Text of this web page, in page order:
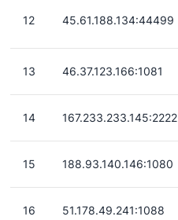
12 45.61.188.134:44499
13 46.37.123.166:1081
14 167.233.233.145:2222
15 188.93.140.146:1080
16 51.178.49.241:1088